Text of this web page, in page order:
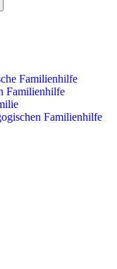
Familienhilfe
Familienhilfe
Familienhilfe